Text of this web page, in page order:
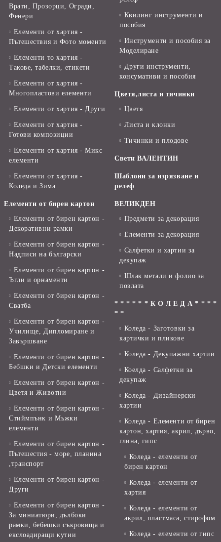
Врати, Прозорци, Огради,
Фенери
Елементи от хартия -
Пътешествия и Фото моменти
Елементи то хартия -
Такове, табелки, етикети
Елементи от хартия -
Многопластови елементи
Елементи от хартия - Други
Елементи от хартия -
Готови композиции
Елементи от хартия - Микс
елементи
Елементи от хартия -
Коледа и Зима
Елементи от бирен картон
Елементи от бирен картон -
Декоративни рамки
Елементи от бирен картон -
Надписи на български
Елементи от бирен картон -
Ъгли и орнаменти
Елементи от бирен картон -
Сватба
Елементи от бирен картон -
Училище, Дипломиране и
Завършване
Елементи от бирен картон -
Бебшки и Детски елементи
Елементи от бирен картон -
Цветя и Животни
Елементи от бирен картон -
Стиймпънк и Мъжки
елементи
Елементи от бирен картон -
Пътешестия - море, планина
,транспорт
Елементи от бирен картон -
Други
Елементи от бирен картон -
За миниатюри, дълбоки
рамки, бебешки съкровища и
екслоадиращи кутии
Квилинг инструменти и
пособия
Инструменти и пособия за
Моделиране
Други инструменти,
консумативи и пособия
Цветя,листа и тичинки
Цветя
Листа и клонки
Тичинки и плодове
Свети ВАЛЕНТИН
Шаблони за изрязване и
релеф
ВЕЛИКДЕН
Предмети за декорация
Елементи за декорация
Салфетки и хартии за
декупаж
Шлак метали и фолио за
позлата
* * * * * * К О Л Е Д А * * * *
* *
Коледа - Заготовки за
картички и пликове
Коледа - Декупажни хартии
Коелда - Салфетки за
декупаж
Коледа - Дизайнерски
хартии
Коледа - Eлементи от бирен
картон, хартия, акрил, дърво,
глина, гипс
Коледа - елементи от
бирен картон
Коледа - елементи от
хартия
Коледа - елементи от
акрил, пластмаса, стирофом
Коледа - елементи от гипс